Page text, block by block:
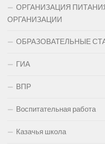
ОРГАНИЗАЦИЯ
ОРГАНИЗАЦИИ
ОБРАЗОВАТЕЛЬНЫЕ
ГИА
ВПР
Воспитательная работа
Казачья школа